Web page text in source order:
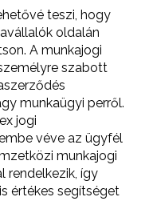
teszi, hogy
oldalán
A munkajogi
szabott
munkaügyi perről.
jogi
véve az ügyfél
munkajogi
rendelkezik, így
értékes segítséget